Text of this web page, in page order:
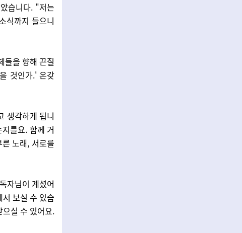
습니다. "저는
식까지 들으니
들을 향해 끈질
것인가.' 온갖
생각하게 됩니
를요. 함께 거
노래, 서로를
자님이 계셨어
서 보실 수 있습
으실 수 있어요.